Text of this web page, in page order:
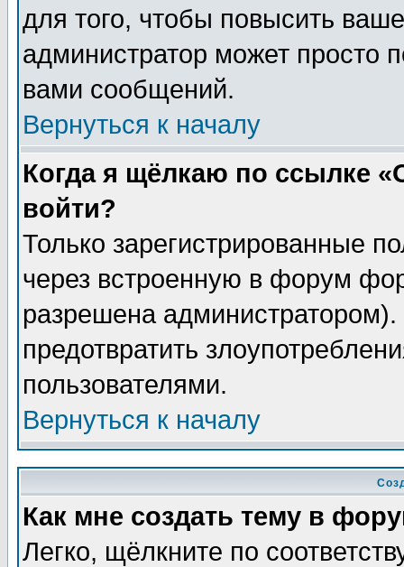
для того, чтобы повысить
администратор может просто
вами сообщений.
Вернуться к началу
Когда я щёлкаю по ссылке
войти?
Только зарегистрированные
через встроенную в форум
разрешена
предотвратить
пользователями.
Вернуться к началу
Как мне создать тему в
Легко, щёлкните по